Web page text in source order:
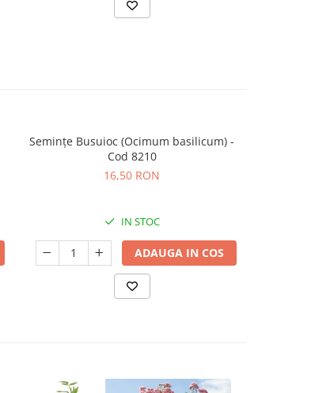
Semințe Busuioc (Ocimum basilicum) -
Cod 8210
16,50 RON
IN STOC
ADAUGA IN COS